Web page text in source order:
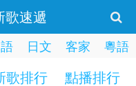
歌速遞
日文 客家 粵語
歌排行 點播排行